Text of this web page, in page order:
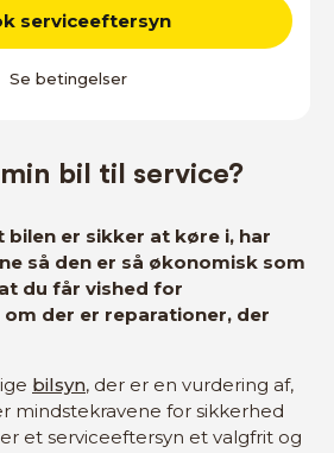
serviceeftersyn
Se betingelser
bil til service?
bilen er sikker at køre i, har
så den er så økonomisk som
du får vished for
der er reparationer, der
bilsyn, der er en vurdering af,
mindstekravene for sikkerhed
et serviceeftersyn et valgfrit og